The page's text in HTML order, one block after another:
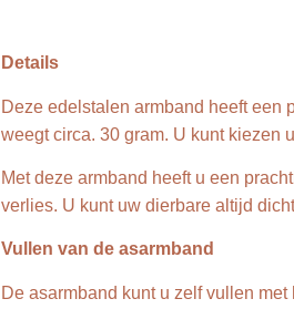
Details
Deze edelstalen armband heeft een
weegt circa. 30 gram. U kunt kiezen
Met deze armband heeft u een
verlies. U kunt uw dierbare altijd
Vullen van de asarmband
De asarmband kunt u zelf vullen